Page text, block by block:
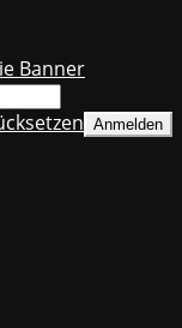
Banner